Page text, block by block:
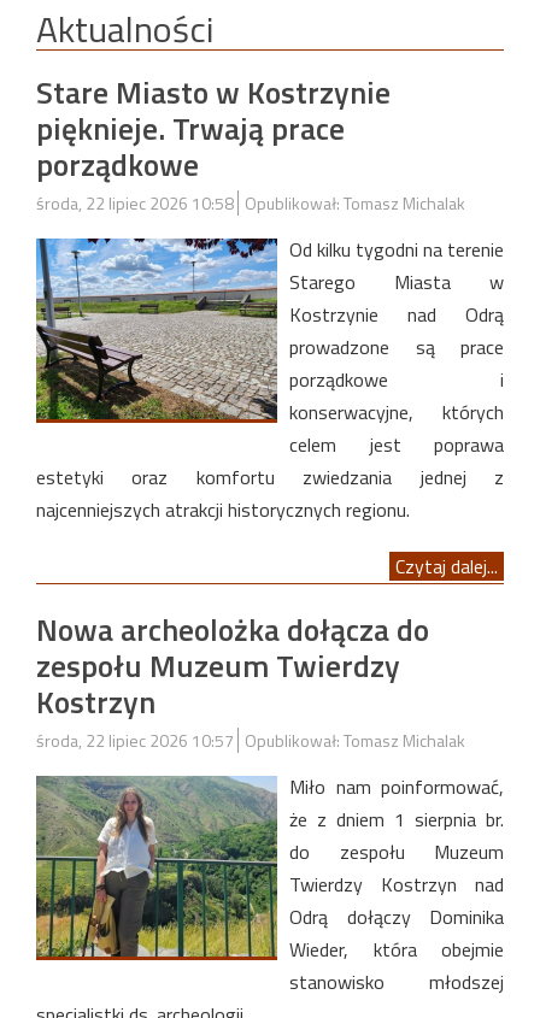
Aktualności
Stare Miasto w Kostrzynie
pięknieje. Trwają prace
porządkowe
środa, 22 lipiec 2026 10:58 Opublikował: Tomasz Michalak
Od kilku tygodni na terenie
Starego Miasta w
Kostrzynie nad Odrą
prowadzone są prace
porządkowe i
konserwacyjne, których
celem jest poprawa
estetyki oraz komfortu zwiedzania jednej z
najcenniejszych atrakcji historycznych regionu.
Czytaj dalej...
Nowa archeolożka dołącza do
zespołu Muzeum Twierdzy
Kostrzyn
środa, 22 lipiec 2026 10:57 Opublikował: Tomasz Michalak
Miło nam poinformować,
że z dniem 1 sierpnia br.
do zespołu Muzeum
Twierdzy Kostrzyn nad
Odrą dołączy Dominika
Wieder, która obejmie
stanowisko młodszej